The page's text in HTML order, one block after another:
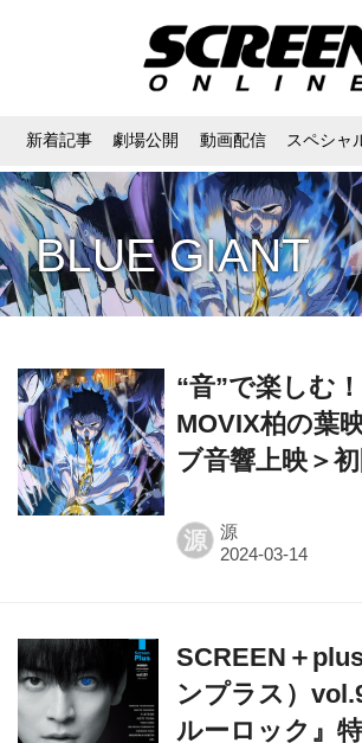
新着記事 劇場公開 動画配信 スペシャ
BLUE GIANT
“音”で楽しむ
MOVIX柏の葉
ブ音響上映＞初
源 源
SCREEN＋
ンプラス）
ルーロック』